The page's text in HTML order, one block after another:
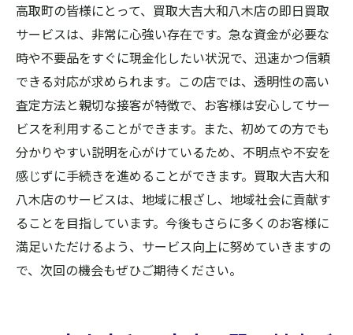
スタッフの実力
迅速な査定を実現するスタッフの経験と技
術
買取大吉大和八木店のスタッフが高取町で
信頼される理由
高取町での迅速かつ正確な査定を支えるス
タッフの力
買取大吉大和八木店の査定力が高取町で選
ばれる要因
高取町で迅速な査定を実現するスタッフの
魅力
高取町の皆様にとって、買取大吉大和八木店の即日買取
サービスは、非常に心強い存在です。急な資金が必要な
時や不要品をすぐに現金化したい状況で、迅速かつ信頼
できる対応が求められます。この店では、透明性の高い
査定方法と親切な接客が特徴で、お客様は安心してサー
ビスを利用することができます。また、初めての方でも
分かりやすい説明を心がけているため、不明点や不安を
感じずに手続きを進めることができます。買取大吉大和
八木店のサービスは、地域に根ざし、地域社会に貢献す
ることを目指しています。今後もさらに多くのお客様に
満足いただけるよう、サービス向上に努めていきますの
で、次回の機会もぜひご期待ください。